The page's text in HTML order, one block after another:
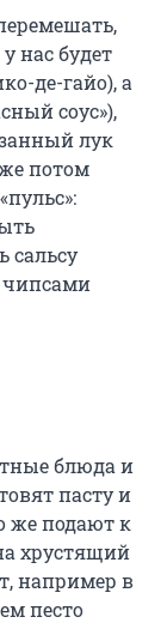
нас будет
де-гайо), а
соус»),
лук
потом
сальсу
чипсами
блюда и
пасту и
же подают к
хрустящий
например в
песто